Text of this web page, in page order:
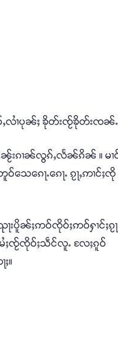
ႇလၢႆပုၼ်ႈ ၶိုတ်းၸႂ်ၶိုတ်းၸၼ်ႉ
ႉၼႂ်းၵၢၼ်လွၵ်ႇလႅၼ်ၵိၼ် ။ မ
ေၵေႃႉၵေႃႉ ၵႂႃႇဢၢင်ႈၸို
းပိူၼ်ႈဢဝ်ၸိုဝ်ႈဢဝ်ႁၢင်ႈၵႂႃ
ႈၸႂ်ၸိုဝ်ႈသဵင်လူႉ လႄႈၵူဝ်
။